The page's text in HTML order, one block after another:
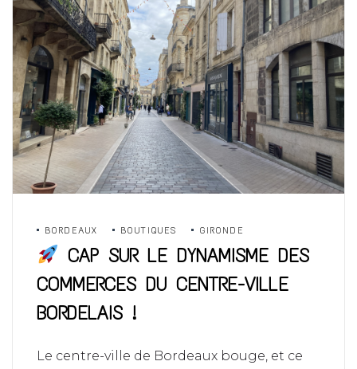
BORDEAUX BOUTIQUES GIRONDE
CAP SUR LE DYNAMISME DES
COMMERCES DU CENTRE-VILLE
BORDELAIS !
Le centre-ville de Bordeaux bouge, et ce